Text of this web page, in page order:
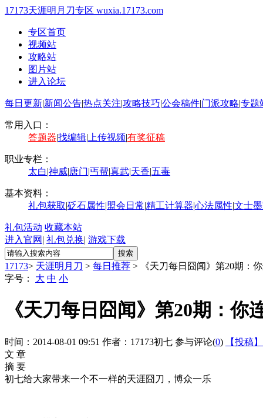
17173天涯明月刀专区 wuxia.17173.com
专区首页
视频站
攻略站
图片站
进入论坛
每日更新|新闻公告|热点关注|攻略技巧|公会稿件|门派攻略|专题
常用入口：
答题器|找编辑| 上传视频|有奖征稿
职业专栏：
太白|神威|唐门|丐帮|真武|天香|五毒
基本资料：
礼包获取|砭石属性|盟会日常|精工计算器|心法属性|文士
礼包活动 收藏本站
进入官网 | 礼包兑换| 游戏下载
17173> 天涯明月刀 > 每日推荐 > 《天刀每日囧闻》第20期：
字号： 大 中 小
《天刀每日囧闻》第20期：你
时间：2014-08-01 09:51 作者：17173初七 参与评论(0)
【投稿】
文 章
摘 要
初七给大家带来一个不一样的天涯囧刀，博众一乐